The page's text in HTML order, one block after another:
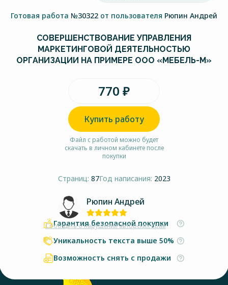
Готовая работа №30322 от пользователя Рюпин Андрей
СОВЕРШЕНСТВОВАНИЕ УПРАВЛЕНИЯ
МАРКЕТИНГОВОЙ ДЕЯТЕЛЬНОСТЬЮ
ОРГАНИЗАЦИИ НА ПРИМЕРЕ ООО «МЕБЕЛЬ-М»
770 ₽
Купить работу
Файл с работой можно будет
скачать в личном кабинете после
покупки
Страниц: 87Год написания: 2023
Рюпин Андрей
Сообщить о нарушении авторских прав
Гарантия безопасной покупки
Уникальность текста выше 50%
Возможность снять с продажи